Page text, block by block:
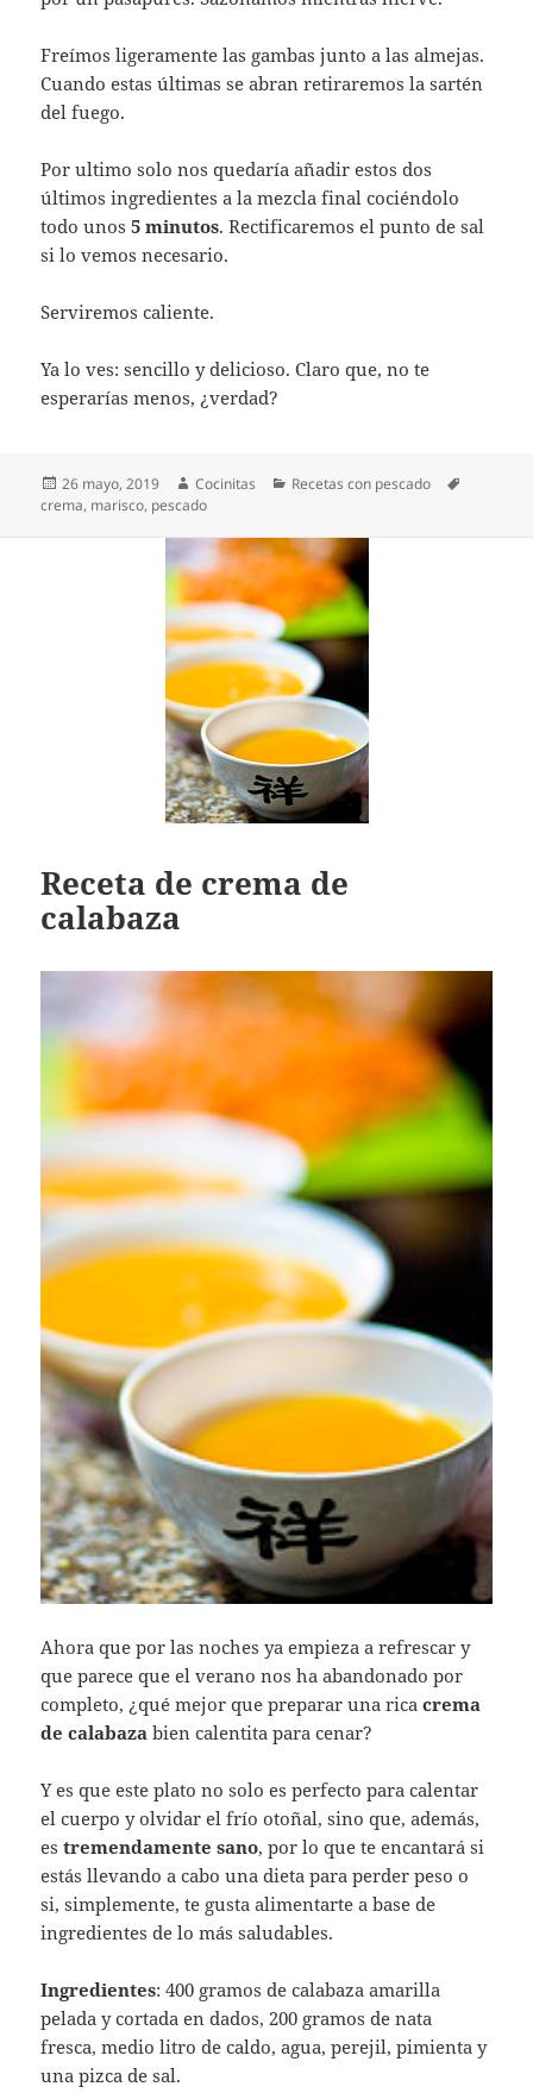
Freímos ligeramente las gambas junto a las almejas.
Cuando estas últimas se abran retiraremos la sartén
del fuego.
Por ultimo solo nos quedaría añadir estos dos
últimos ingredientes a la mezcla final cociéndolo
todo unos5 minutos. Rectificaremos el punto de sal
si lo vemos necesario.
Serviremos caliente.
Ya lo ves: sencillo y delicioso. Claro que, no te
esperarías menos, ¿verdad?
Publicado
el
26 mayo, 2019 Autor
Cocinitas Categorías
Recetas con pescado
crema, marisco, pescado
Receta de crema de
calabaza
Ahora que por las noches ya empieza a refrescar y
que parece que el verano nos ha abandonado por
completo, ¿qué mejor que preparar una ricacrema
de calabaza bien calentita para cenar?
Y es que este plato no solo es perfecto para calentar
el cuerpo y olvidar el frío otoñal, sino que, además,
estremendamente sano, por lo que te encantará si
estás llevando a cabo una dieta para perder peso o
si, simplemente, te gusta alimentarte a base de
ingredientes de lo más saludables.
Ingredientes: 400 gramos de calabaza amarilla
pelada y cortada en dados, 200 gramos de nata
fresca, medio litro de caldo, agua, perejil, pimienta y
una pizca de sal.